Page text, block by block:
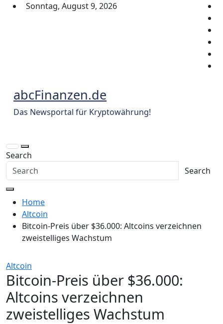
Skip
Sonntag, August 9, 2026
abcFinanzen.de
Das Newsportal für Kryptowährung!
Search
Search
Home
Altcoin
Bitcoin-Preis über $36.000: Altcoins verzeichnen
zweistelliges Wachstum
Altcoin
Bitcoin-Preis über $36.000:
Altcoins verzeichnen
zweistelliges Wachstum